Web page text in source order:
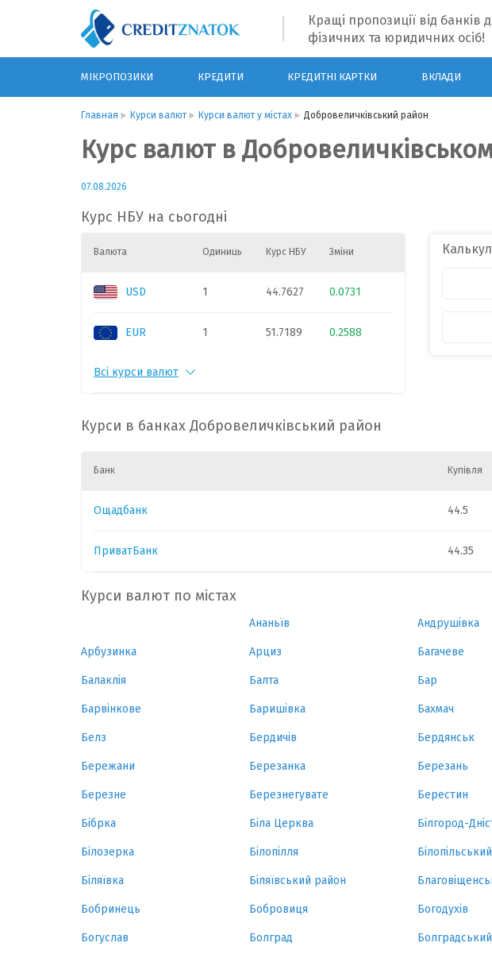
Кращі пропозиції від банків
фізичних та юридичних осіб!
МІКРОПОЗИКИ КРЕДИТИ КРЕДИТНІ КАРТКИ ВКЛАДИ
Главная Курси валют Курси валют у містах Добровеличківський район
Курс валют в
07.08.2026
Курс НБУ на сьогодні
Валюта Одиниць Курс НБУ Зміни
USD 1 44.7627 0.0731
EUR 1 51.7189 0.2588
CHF
Всі курси валют
Курси в банках Добровеличківський район
Банк Купівля
Ощадбанк 44.5
ПриватБанк 44.35
Курси валют по містах
Ананьїв Андрушівка
Арбузинка Арциз Багачеве
Балаклія Балта Бар
Барвінкове Баришівка Бахмач
Белз Бердичів Бердянськ
Бережани Березанка Березань
Березне Березнегувате Берестин
Бібрка Біла Церква Білгород-
Білозерка Білопілля
Біляївка Біляївський район
Бобринець Бобровиця Богодухів
Богуслав Болград